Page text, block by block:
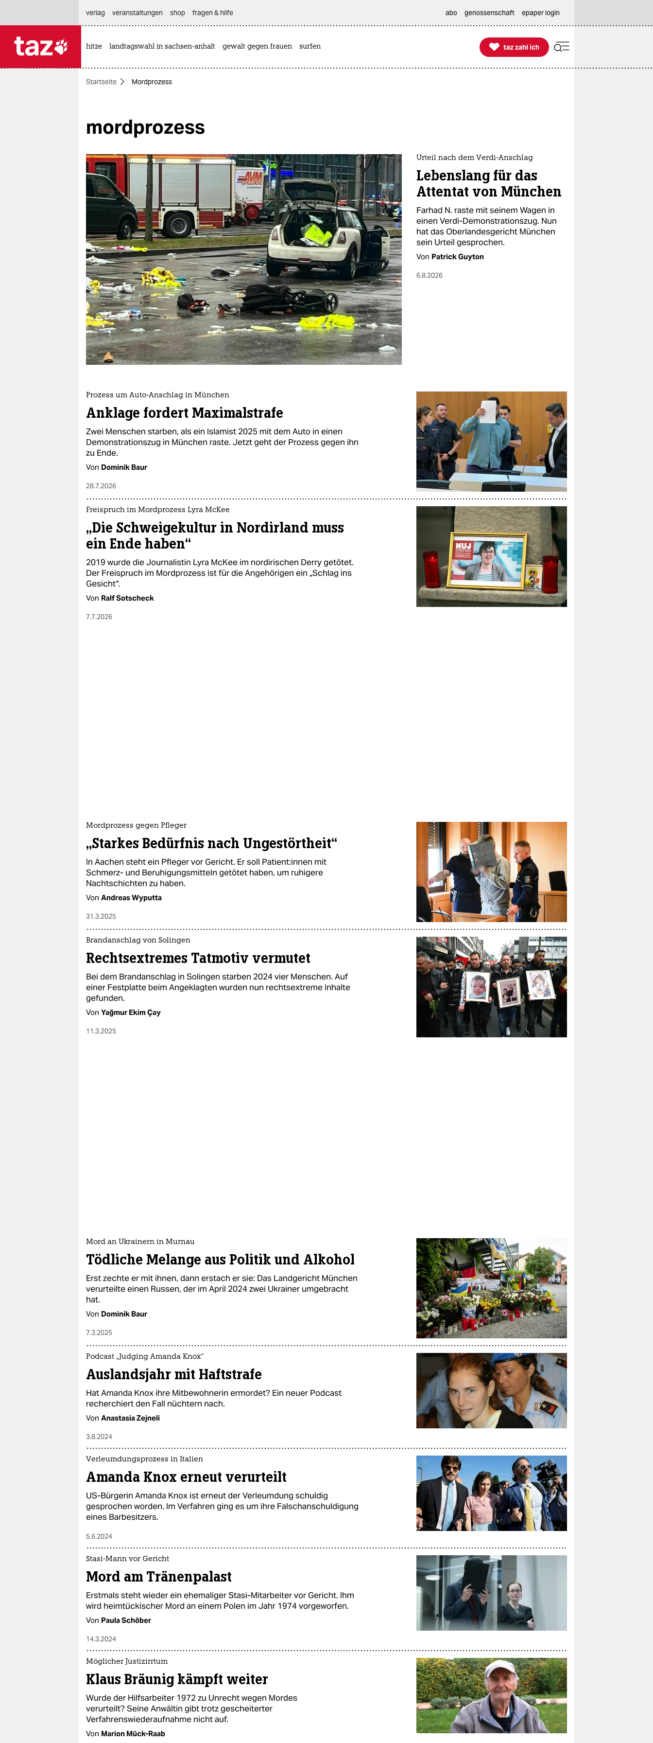
themen
öko
gesellschaft
kultur
sport
nord
wahrheit
verlag
verlag
veranstaltungen
shop
fragen & hilfe
abo
genossenschaft
epaper login
verlag
veranstaltungen shop fragen & hilfe abo genossenschaft epaper login
hitze landtagswahl in sachsen-anhalt gewalt gegen frauen surfen 
taz zahl ich
taz zahl ich
Startseite Mordprozess
mordprozess
Urteil nach dem Verdi-Anschlag
Lebenslang für das
Attentat von München
Farhad N. raste mit seinem Wagen in
einen Verdi-Demonstrationszug. Nun
hat das Oberlandesgericht München
sein Urteil gesprochen.
Von Patrick Guyton
6.8.2026
Prozess um Auto-Anschlag in München
Anklage fordert Maximalstrafe
Zwei Menschen starben, als ein Islamist 2025 mit dem Auto in einen
Demonstrationszug in München raste. Jetzt geht der Prozess gegen ihn
zu Ende.
Von Dominik Baur
28.7.2026
Freispruch im Mordprozess Lyra McKee
„Die Schweigekultur in Nordirland muss
ein Ende haben“
2019 wurde die Journalistin Lyra McKee im nordirischen Derry getötet.
Der Freispruch im Mordprozess ist für die Angehörigen ein „Schlag ins
Gesicht“.
Von Ralf Sotscheck
7.7.2026
Mordprozess gegen Pfleger
„Starkes Bedürfnis nach Ungestörtheit“
In Aachen steht ein Pfleger vor Gericht. Er soll Pa­ti­en­t:in­nen mit
Schmerz- und Beruhigungsmitteln getötet haben, um ruhigere
Nachtschichten zu haben.
Von Andreas Wyputta
31.3.2025
Brandanschlag von Solingen
Rechtsextremes Tatmotiv vermutet
Bei dem Brandanschlag in Solingen starben 2024 vier Menschen. Auf
einer Festplatte beim Angeklagten wurden nun rechtsextreme Inhalte
gefunden.
Von Yağmur Ekim Çay
11.3.2025
Mord an Ukrainern​ in Murnau
Tödliche Melange aus Politik und Alkohol​
Erst zechte er mit ihnen, dann erstach er sie: Das Landgericht München
verurteilte einen Russen, der im April 2024 zwei Ukrainer umgebracht
hat.
Von Dominik Baur
7.3.2025
Podcast „Judging Amanda Knox“
Auslandsjahr mit Haftstrafe
Hat Amanda Knox ihre Mitbewohnerin ermordet? Ein neuer Podcast
recherchiert den Fall nüchtern nach.
Von Anastasia Zejneli
3.8.2024
Verleumdungsprozess in Italien
Amanda Knox erneut verurteilt
US-Bürgerin Amanda Knox ist erneut der Verleumdung schuldig
gesprochen worden. Im Verfahren ging es um ihre Falschanschuldigung
eines Barbesitzers.
5.6.2024
Stasi-Mann vor Gericht
Mord am Tränenpalast
Erstmals steht wieder ein ehemaliger Stasi-Mitarbeiter vor Gericht. Ihm
wird heimtückischer Mord an einem Polen im Jahr 1974 vorgeworfen.
Von Paula Schöber
14.3.2024
Möglicher Justizirrtum
Klaus Bräunig kämpft weiter
Wurde der Hilfsarbeiter 1972 zu Unrecht wegen Mordes
verurteilt? Seine Anwältin gibt trotz gescheiterter
Verfahrenswiederaufnahme nicht auf.
Von Marion Mück-Raab